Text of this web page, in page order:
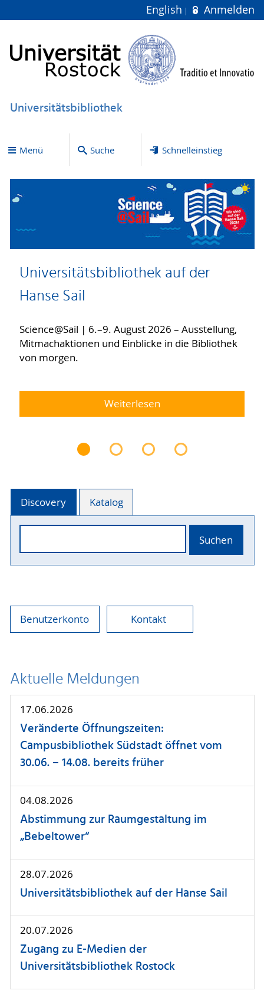
English Anmelden
Universitätsbibliothek
Menü Suche Schnelleinstieg
Universitätsbibliothek auf der
Hanse Sail
Science@Sail | 6.–9. August 2026 – Ausstellung,
Mitmachaktionen und Einblicke in die Bibliothek
von morgen.
Weiterlesen
Discovery Katalog
Suchen
Benutzerkonto Kontakt
Aktuelle Meldungen
17.06.2026
Veränderte Öffnungszeiten:
Campusbibliothek Südstadt öffnet vom
30.06. – 14.08. bereits früher
04.08.2026
Abstimmung zur Raumgestaltung im
„Bebeltower“
28.07.2026
Universitätsbibliothek auf der Hanse Sail
20.07.2026
Zugang zu E-Medien der
Universitätsbibliothek Rostock